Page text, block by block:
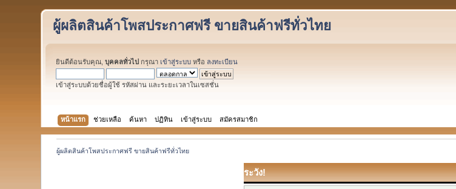
ผู้ผลิตสินค้าโพสประกาศฟรี ขายสินค้าฟรีทั่วไทย
ยินดีต้อนรับคุณ,บุคคลทั่วไป กรุณา เข้าสู่ระบบ หรือ ลงทะเบียน
เข้าสู่ระบบด้วยชื่อผู้ใช้ รหัสผ่าน และระยะเวลาในเซสชั่น
หน้าแรก ช่วยเหลือ ค้นหา ปฏิทิน เข้าสู่ระบบ สมัครสมาชิก
ผู้ผลิตสินค้าโพสประกาศฟรี ขายสินค้าฟรีทั่วไทย
ระวัง!